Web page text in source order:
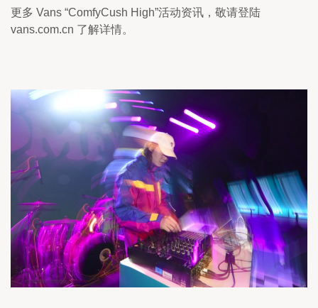
更多 Vans “ComfyCush High”活动资讯，敬请登陆
vans.com.cn 了解详情。